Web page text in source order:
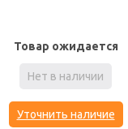
Товар ожидается
Нет в наличии
Уточнить наличие